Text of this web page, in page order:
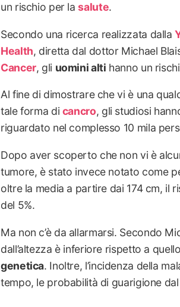
un rischio per lasalute.
Secondo una ricerca realizzata dalla
Health, diretta dal dottor Michael
Cancer, gli uomini alti hanno un
Al fine di dimostrare che vi è una
tale forma di cancro, gli studiosi
riguardato nel complesso 10 mila
Dopo aver scoperto che non vi è
tumore, è stato invece notato come
oltre la media a partire dai 174 cm, il
del 5%.
Ma non c’è da allarmarsi. Secondo
dall’altezza è inferiore rispetto a
genetica. Inoltre, l’incidenza della
tempo, le probabilità di guarigione